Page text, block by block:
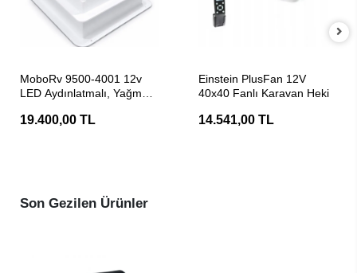
MoboRv 9500-4001 12v
LED Aydınlatmalı, Yağmur
Kumandalı Tavan Heki
19.400,00 TL
Einstein PlusFan 12V
40x40 Fanlı Karavan Heki
14.541,00 TL
Son Gezilen Ürünler